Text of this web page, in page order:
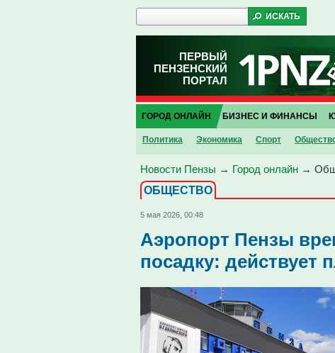
ПЕРВЫЙ
ПЕНЗЕНСКИЙ
ПОРТАЛ
ГОРОД ОНЛАЙН
Политика Экономика Спорт
БИЗНЕС И ФИНАНСЫ
Новости Пензы → Город онлайн →
ОБЩЕСТВО
5 мая 2026, 00:48
Аэропорт Пензы
посадку: действует